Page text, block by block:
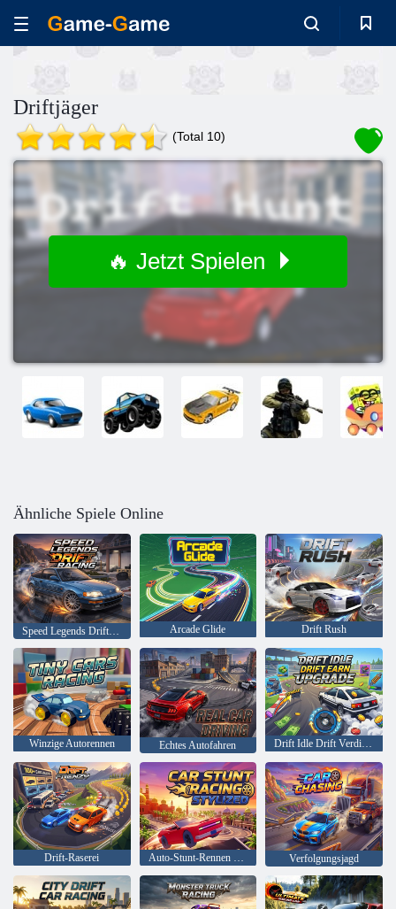
Driftjäger
(Total 10)
🔥 Jetzt Spielen
Ähnliche Spiele Online
Speed Legends Drift Racing Arcade Glide Drift Rush
Winzige Autorennen Echtes Autofahren Drift Idle Drift Verdienen Sie ein Upgrade
Drift-Raserei Auto-Stunt-Rennen stilisiert Verfolgungsjagd